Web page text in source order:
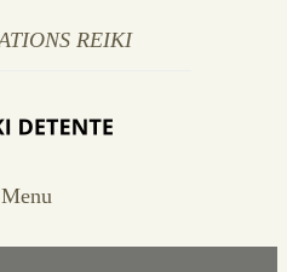
REIKI
Menu